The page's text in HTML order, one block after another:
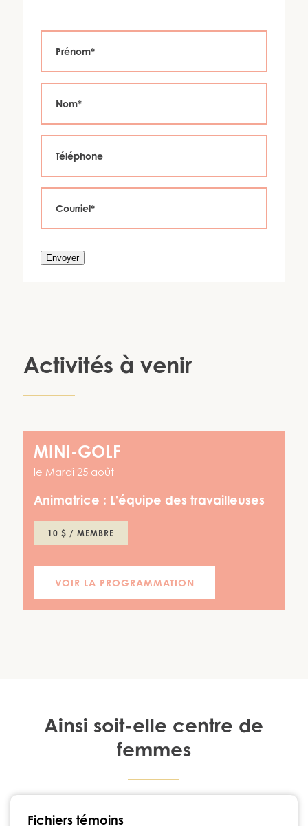
Envoyer
Activités à venir
MINI-GOLF
le Mardi 25 août
Animatrice : L'équipe des travailleuses
10 $ / MEMBRE
VOIR LA PROGRAMMATION
Ainsi soit-elle centre de
femmes
450 447-3576 •
Fichiers témoins